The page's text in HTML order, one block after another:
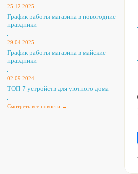
25.12.2025
График работы магазина в новогодние
праздники
29.04.2025
График работы магазина в майские
праздники
02.09.2024
ТОП-7 устройств для уютного дома
Смотреть все новости →